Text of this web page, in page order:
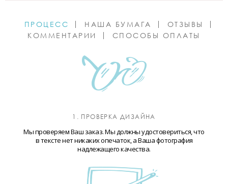
ПРОЦЕСС НАША БУМАГА
ОТЗЫВЫ
КОММЕНТАРИИ
СПОСОБЫ ОПЛАТЫ
1. ПРОВЕРКА ДИЗАЙНА
Мы проверяем Ваш заказ. Мы должны удостовериться, что
в тексте нет никаких опечаток, а Ваша фотография
надлежащего качества.